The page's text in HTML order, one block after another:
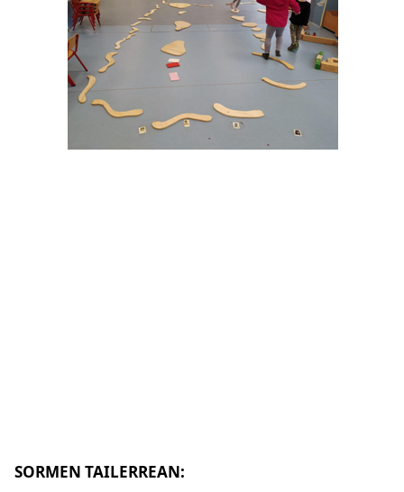
SORMEN TAILERREAN: